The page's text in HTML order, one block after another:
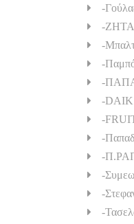
-
-ΖΗΤΑ
-
-
-
-DAIK
-
-
-
-
-
-